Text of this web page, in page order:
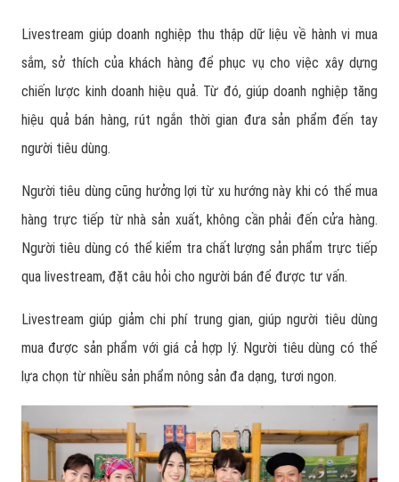
Livestream giúp doanh nghiệp thu thập dữ liệu về hành vi mua
sắm, sở thích của khách hàng để phục vụ cho việc xây dựng
chiến lược kinh doanh hiệu quả. Từ đó, giúp doanh nghiệp tăng
hiệu quả bán hàng, rút ngắn thời gian đưa sản phẩm đến tay
người tiêu dùng.
Người tiêu dùng cũng hưởng lợi từ xu hướng này khi có thể mua
hàng trực tiếp từ nhà sản xuất, không cần phải đến cửa hàng.
Người tiêu dùng có thể kiểm tra chất lượng sản phẩm trực tiếp
qua livestream, đặt câu hỏi cho người bán để được tư vấn.
Livestream giúp giảm chi phí trung gian, giúp người tiêu dùng
mua được sản phẩm với giá cả hợp lý. Người tiêu dùng có thể
lựa chọn từ nhiều sản phẩm nông sản đa dạng, tươi ngon.